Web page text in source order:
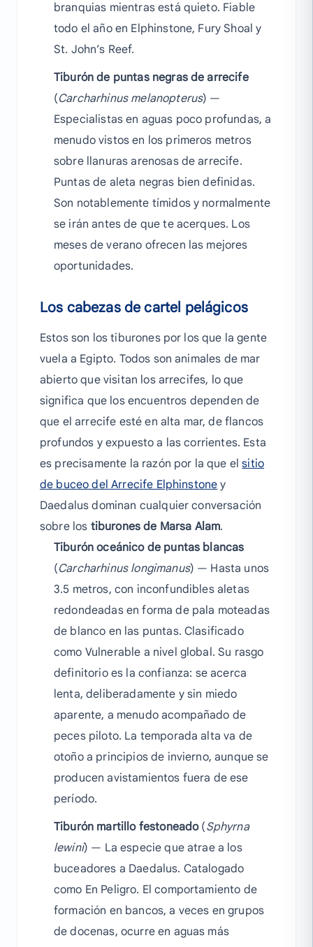
branquias mientras está quieto. Fiable
todo el año en Elphinstone, Fury Shoal y
St. John’s Reef.
Tiburón de puntas negras de arrecife
(Carcharhinus melanopterus) —
Especialistas en aguas poco profundas, a
menudo vistos en los primeros metros
sobre llanuras arenosas de arrecife.
Puntas de aleta negras bien definidas.
Son notablemente tímidos y normalmente
se irán antes de que te acerques. Los
meses de verano ofrecen las mejores
oportunidades.
Los cabezas de cartel pelágicos
Estos son los tiburones por los que la gente
vuela a Egipto. Todos son animales de mar
abierto que visitan los arrecifes, lo que
significa que los encuentros dependen de
que el arrecife esté en alta mar, de flancos
profundos y expuesto a las corrientes. Esta
es precisamente la razón por la que elsitio
de buceo del Arrecife Elphinstone y
Daedalus dominan cualquier conversación
sobre los tiburones de Marsa Alam.
Tiburón oceánico de puntas blancas
(Carcharhinus longimanus) — Hasta unos
3.5 metros, con inconfundibles aletas
redondeadas en forma de pala moteadas
de blanco en las puntas. Clasificado
como Vulnerable a nivel global. Su rasgo
definitorio es la confianza: se acerca
lenta, deliberadamente y sin miedo
aparente, a menudo acompañado de
peces piloto. La temporada alta va de
otoño a principios de invierno, aunque se
producen avistamientos fuera de ese
período.
Tiburón martillo festoneado(Sphyrna
lewini) — La especie que atrae a los
buceadores a Daedalus. Catalogado
como En Peligro. El comportamiento de
formación en bancos, a veces en grupos
de docenas, ocurre en aguas más